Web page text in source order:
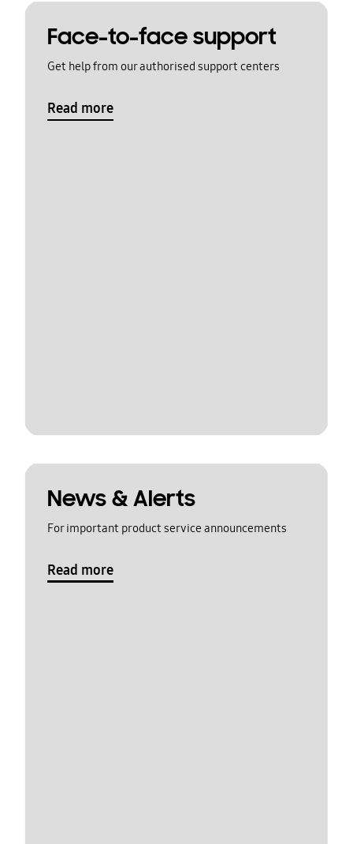
Face-to-face support
Get help from our authorised support centers
Read more
News & Alerts
For important product service announcements
Read more